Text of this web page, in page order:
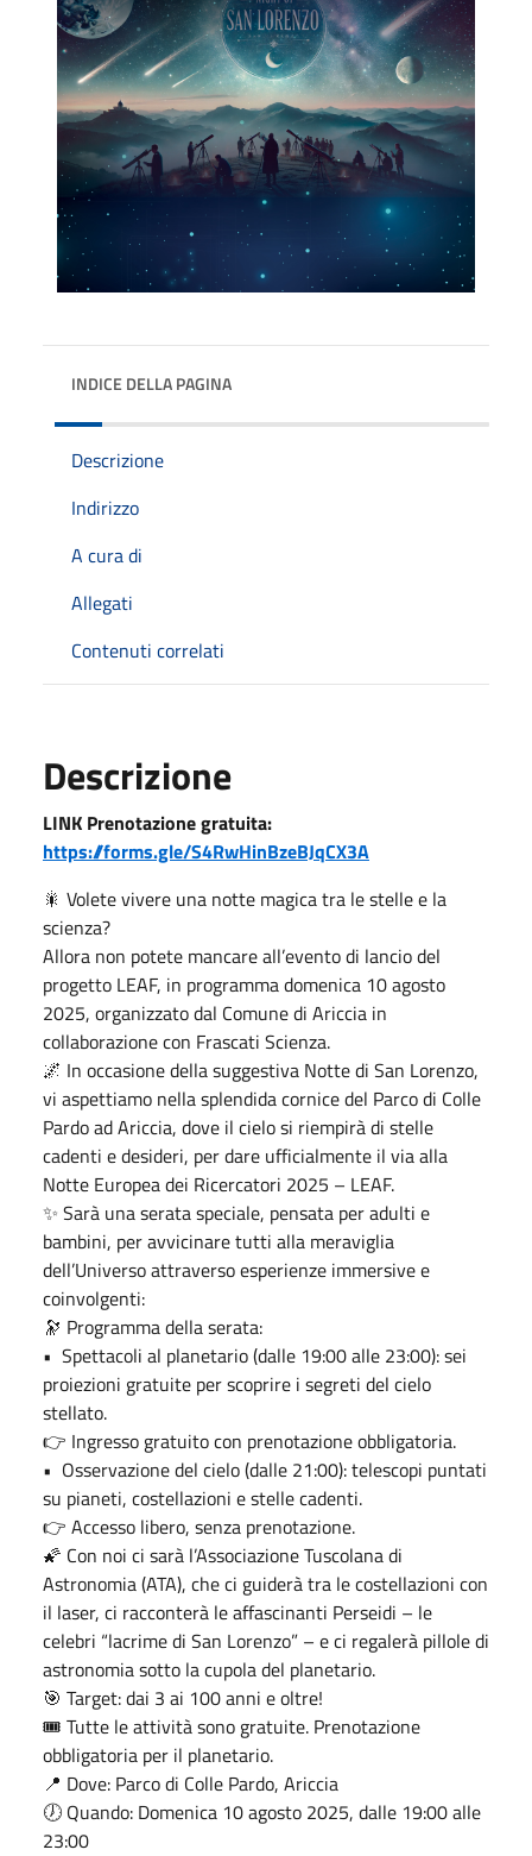
INDICE DELLA PAGINA
Descrizione
Indirizzo
A cura di
Allegati
Contenuti correlati
Descrizione
LINK Prenotazione gratuita:
https://forms.gle/S4RwHinBzeBJqCX3A
🎇 Volete vivere una notte magica tra le stelle e la
scienza?
Allora non potete mancare all’evento di lancio del
progetto LEAF, in programma domenica 10 agosto
2025, organizzato dal Comune di Ariccia in
collaborazione con Frascati Scienza.
🌌 In occasione della suggestiva Notte di San Lorenzo,
vi aspettiamo nella splendida cornice del Parco di Colle
Pardo ad Ariccia, dove il cielo si riempirà di stelle
cadenti e desideri, per dare ufficialmente il via alla
Notte Europea dei Ricercatori 2025 – LEAF.
✨ Sarà una serata speciale, pensata per adulti e
bambini, per avvicinare tutti alla meraviglia
dell’Universo attraverso esperienze immersive e
coinvolgenti:
🔭 Programma della serata:
•⁠ ⁠Spettacoli al planetario (dalle 19:00 alle 23:00): sei
proiezioni gratuite per scoprire i segreti del cielo
stellato.
👉 Ingresso gratuito con prenotazione obbligatoria.
•⁠ ⁠Osservazione del cielo (dalle 21:00): telescopi puntati
su pianeti, costellazioni e stelle cadenti.
👉 Accesso libero, senza prenotazione.
🌠 Con noi ci sarà l’Associazione Tuscolana di
Astronomia (ATA), che ci guiderà tra le costellazioni con
il laser, ci racconterà le affascinanti Perseidi – le
celebri “lacrime di San Lorenzo” – e ci regalerà pillole di
astronomia sotto la cupola del planetario.
🎯 Target: dai 3 ai 100 anni e oltre!
🎟️ Tutte le attività sono gratuite. Prenotazione
obbligatoria per il planetario.
📍 Dove: Parco di Colle Pardo, Ariccia
🕖 Quando: Domenica 10 agosto 2025, dalle 19:00 alle
23:00